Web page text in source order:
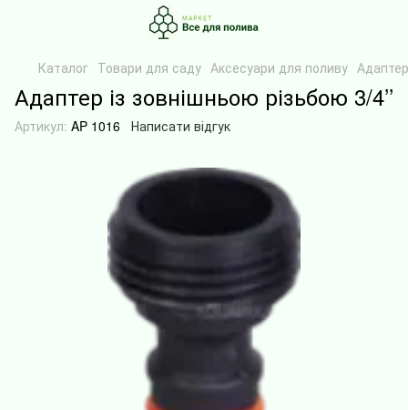
Каталог Товари для саду Аксесуари для поливу
Адаптер із зовнішньою різьбою 3/4’’
Артикул: AP 1016 Написати відгук